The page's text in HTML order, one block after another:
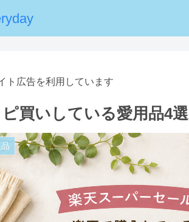
ト広告を利用しています
買いしている愛用品4選